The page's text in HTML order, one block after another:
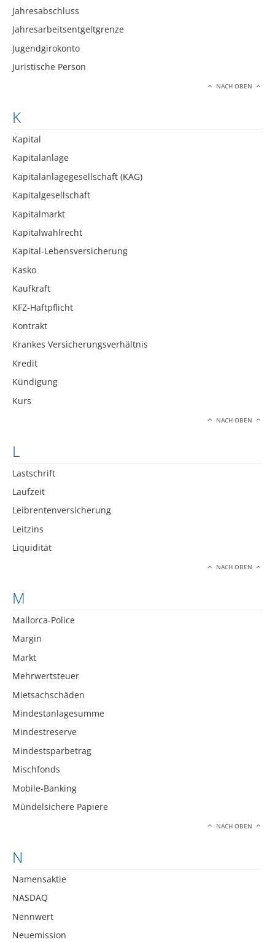
Jahresabschluss
Jahresarbeitsentgeltgrenze
Jugendgirokonto
Juristische Person
NACH OBEN
K
Kapital
Kapitalanlage
Kapitalanlagegesellschaft (KAG)
Kapitalgesellschaft
Kapitalmarkt
Kapitalwahlrecht
Kapital-Lebensversicherung
Kasko
Kaufkraft
KFZ-Haftpflicht
Kontrakt
Krankes Versicherungsverhältnis
Kredit
Kündigung
Kurs
NACH OBEN
L
Lastschrift
Laufzeit
Leibrentenversicherung
Leitzins
Liquidität
NACH OBEN
M
Mallorca-Police
Margin
Markt
Mehrwertsteuer
Mietsachschäden
Mindestanlagesumme
Mindestreserve
Mindestsparbetrag
Mischfonds
Mobile-Banking
Mündelsichere Papiere
NACH OBEN
N
Namensaktie
NASDAQ
Nennwert
Neuemission